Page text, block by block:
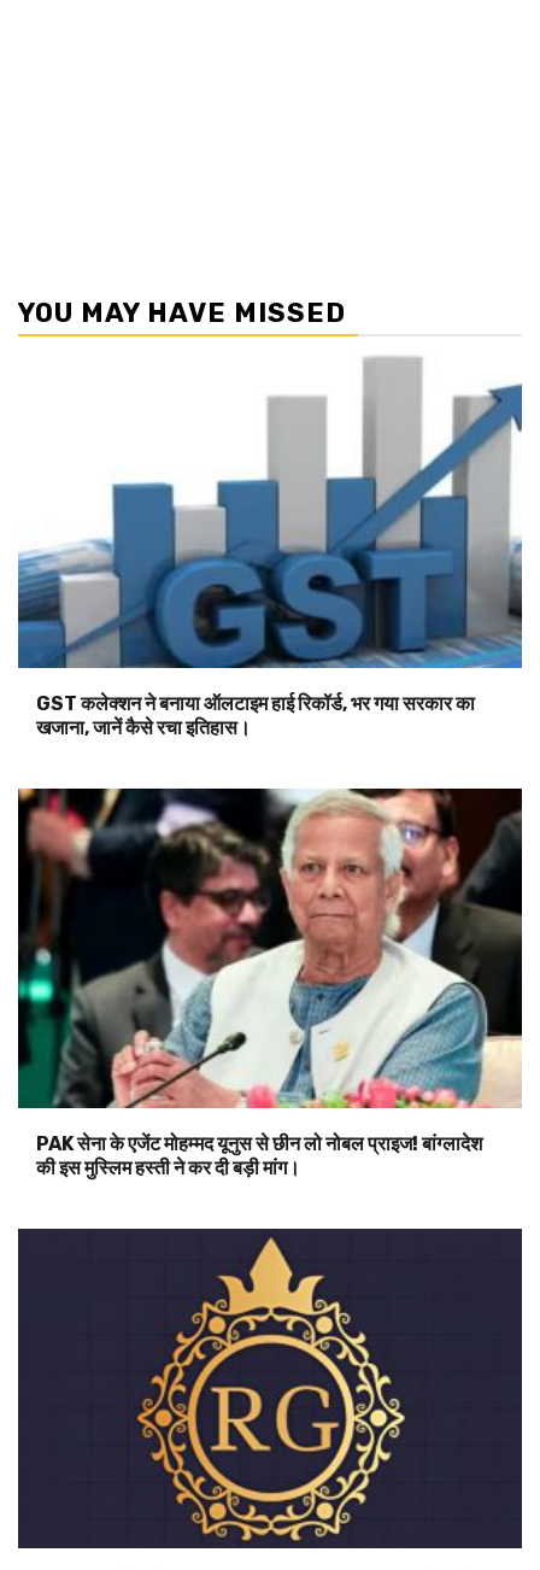
YOU MAY HAVE MISSED
GST कलेक्शन ने बनाया ऑलटाइम हाई रिकॉर्ड, भर गया सरकार का
खजाना, जानें कैसे रचा इतिहास।
PAK सेना के एजेंट मोहम्मद यूनुस से छीन लो नोबल प्राइज! बांग्लादेश
की इस मुस्लिम हस्ती ने कर दी बड़ी मांग।